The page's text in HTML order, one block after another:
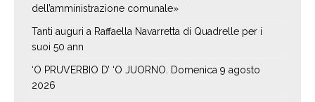
dell’amministrazione comunale»
Tanti auguri a Raffaella Navarretta di Quadrelle per i
suoi 50 ann
‘O PRUVERBIO D’ ‘O JUORNO. Domenica 9 agosto
2026